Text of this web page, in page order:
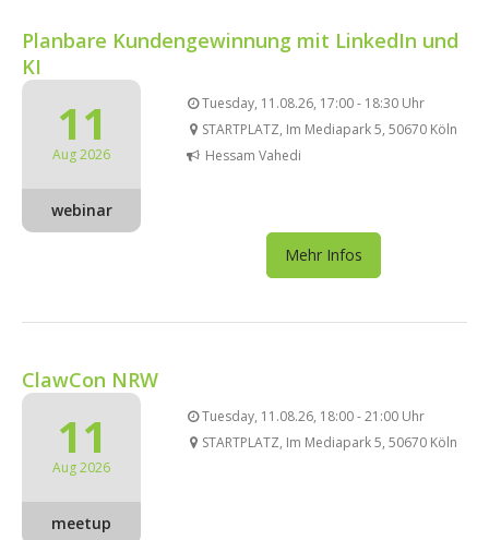
Planbare Kundengewinnung mit LinkedIn und
KI
11
Aug 2026
webinar
Tuesday, 11.08.26, 17:00 - 18:30 Uhr
STARTPLATZ, Im Mediapark 5, 50670 Köln
Hessam Vahedi
Mehr Infos
ClawCon NRW
11
Aug 2026
meetup
Tuesday, 11.08.26, 18:00 - 21:00 Uhr
STARTPLATZ, Im Mediapark 5, 50670 Köln